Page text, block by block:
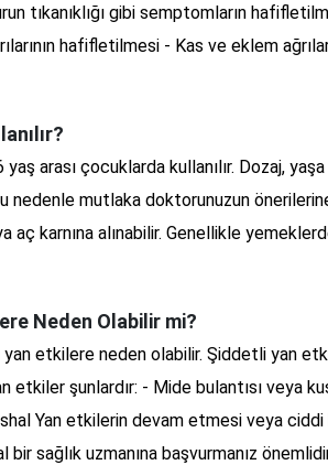
tıkanıklığı gibi semptomların
hafifletilmesi - Kas ve eklem
arası çocuklarda kullanılır. Dozaj,
mutlaka doktorunuzun
aç karnına alınabilir. Genellikle
Neden Olabilir mi?
yan etkilere neden olabilir. Şiddetli yan
etkiler şunlardır: - Mide bulantısı veya
Yan etkilerin devam etmesi veya
sağlık uzmanına başvurmanız